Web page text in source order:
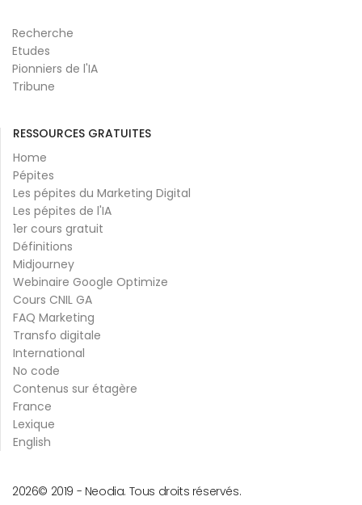
Recherche
Etudes
Pionniers de l'IA
Tribune
RESSOURCES GRATUITES
Home
Pépites
Les pépites du Marketing Digital
Les pépites de l'IA
1er cours gratuit
Définitions
Midjourney
Webinaire Google Optimize
Cours CNIL GA
FAQ Marketing
Transfo digitale
International
No code
Contenus sur étagère
France
Lexique
English
© 2019 -
2026 Neodia. Tous droits réservés.